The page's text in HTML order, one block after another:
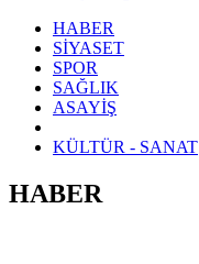
HABER
SİYASET
SPOR
SAĞLIK
ASAYİŞ
KÜLTÜR - SANAT
HABER